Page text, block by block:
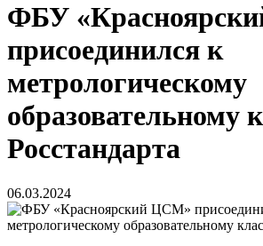
ФБУ
присоединился к
метрологическому
образовательному
Росстандарта
06.03.2024